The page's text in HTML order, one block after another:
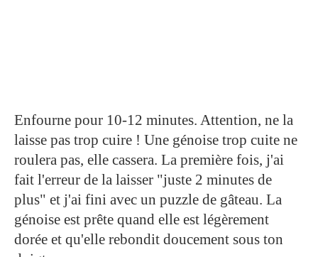
Enfourne pour 10-12 minutes. Attention, ne la
laisse pas trop cuire ! Une génoise trop cuite ne
roulera pas, elle cassera. La première fois, j'ai
fait l'erreur de la laisser "juste 2 minutes de
plus" et j'ai fini avec un puzzle de gâteau. La
génoise est prête quand elle est légèrement
dorée et qu'elle rebondit doucement sous ton